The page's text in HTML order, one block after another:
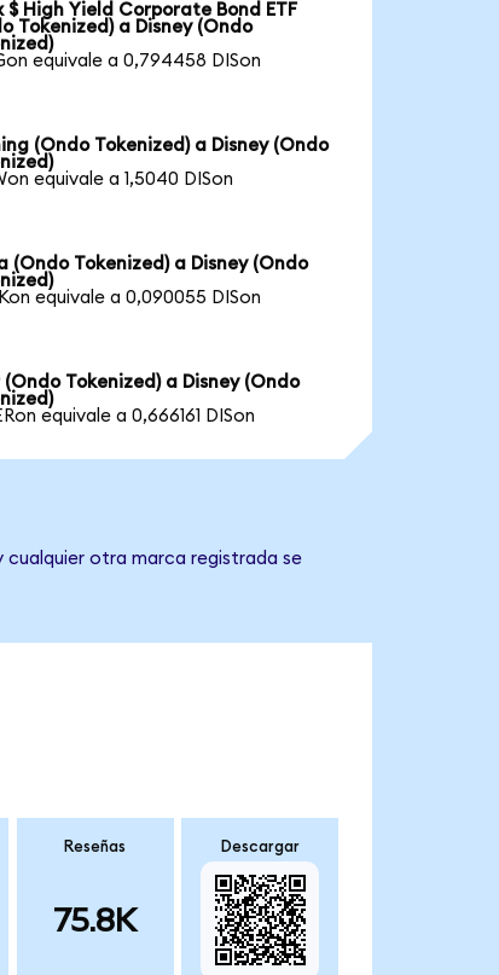
$ High Yield Corporate Bond ETF
Tokenized) a Disney (Ondo
equivale a 0,794458 DISon
(Ondo Tokenized) a Disney (Ondo
equivale a 1,5040 DISon
(Ondo Tokenized) a Disney (Ondo
equivale a 0,090055 DISon
(Ondo Tokenized) a Disney (Ondo
equivale a 0,666161 DISon
cualquier otra marca registrada se
Reseñas
75.8K
Descargar